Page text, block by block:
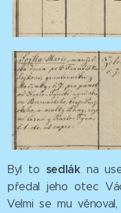
Byl to sedlák na
předal jeho otec
Velmi se mu